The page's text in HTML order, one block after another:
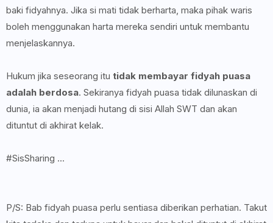
baki fidyahnya. Jika si mati tidak berharta, maka pihak waris
boleh menggunakan harta mereka sendiri untuk membantu
menjelaskannya.
Hukum jika seseorang itu tidak membayar fidyah puasa
adalah berdosa. Sekiranya fidyah puasa tidak dilunaskan di
dunia, ia akan menjadi hutang di sisi Allah SWT dan akan
dituntut di akhirat kelak.
#SisSharing ...
P/S: Bab fidyah puasa perlu sentiasa diberikan perhatian. Takut